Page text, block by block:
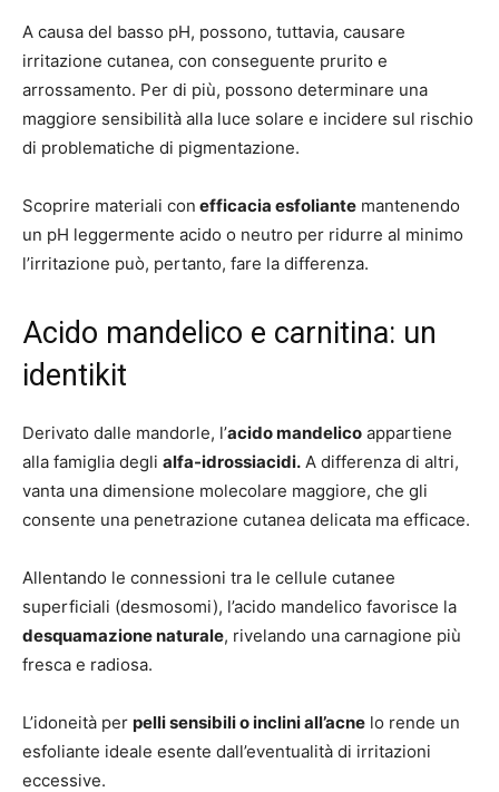
A causa del basso pH, possono, tuttavia, causare
irritazione cutanea, con conseguente prurito e
arrossamento. Per di più, possono determinare una
maggiore sensibilità alla luce solare e incidere sul rischio
di problematiche di pigmentazione.
Scoprire materiali con efficacia esfoliante mantenendo
un pH leggermente acido o neutro per ridurre al minimo
l’irritazione può, pertanto, fare la differenza.
Acido mandelico e carnitina: un
identikit
Derivato dalle mandorle, l’acido mandelico appartiene
alla famiglia degli alfa-idrossiacidi. A differenza di altri,
vanta una dimensione molecolare maggiore, che gli
consente una penetrazione cutanea delicata ma efficace.
Allentando le connessioni tra le cellule cutanee
superficiali (desmosomi), l’acido mandelico favorisce la
desquamazione naturale, rivelando una carnagione più
fresca e radiosa.
L’idoneità per pelli sensibili o inclini all’acne lo rende un
esfoliante ideale esente dall’eventualità di irritazioni
eccessive.